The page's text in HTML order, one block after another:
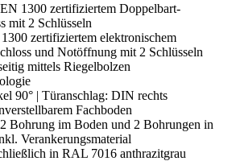
1300 zertifiziertem Doppelbart-
mit 2 Schlüsseln
zertifiziertem elektronischem
und Notöffnung mit 2 Schlüsseln
mittels Riegelbolzen
90° | Türanschlag: DIN rechts
Fachboden
Bohrung im Boden und 2 Bohrungen in
Verankerungsmaterial
in RAL 7016 anthrazitgrau